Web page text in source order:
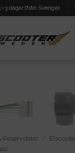
dagar (från Sverige)